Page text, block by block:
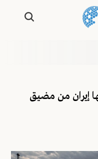
إيران من مضيق